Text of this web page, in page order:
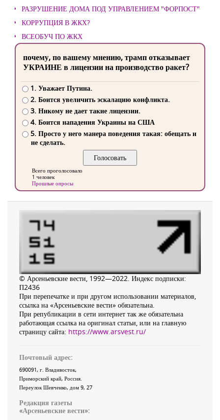
РАЗРУШЕНИЕ ДОМА ПОД УПРАВЛЕНИЕМ "ФОРПОСТ"
КОРРУПЦИЯ В ЖКХ?
ВСЕОБУЧ ПО ЖКХ
почему, по вашему мнению, трамп отказывает
УКРАИНЕ в лицензии на производство ракет?
1. Уважает Путина.
2. Боится увеличить эскалацию конфликта.
3. Никому не дает такие лицензии.
4. Боится нападения Украины на США
5. Просто у него манера поведения такая: обещать и
не сделать.
Всего проголосовало
1 человек
Прошлые опросы
© Арсеньевские вести, 1992—2022. Индекс подписки:
П2436
При перепечатке и при другом использовании материалов,
ссылка на «Арсеньевские вести» обязательна.
При републикации в сети интернет так же обязательна
работающая ссылка на оригинал статьи, или на главную
страницу сайта: https://www.arsvest.ru/
Почтовый адрес:
690091, г. Владивосток,
Приморский край, Россия.
Переулок Шевченко, дом 9, 27
Редакция газеты
«Арсеньевские вести»: